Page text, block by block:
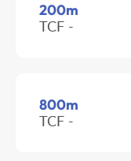
200m
TCF -
800m
TCF -